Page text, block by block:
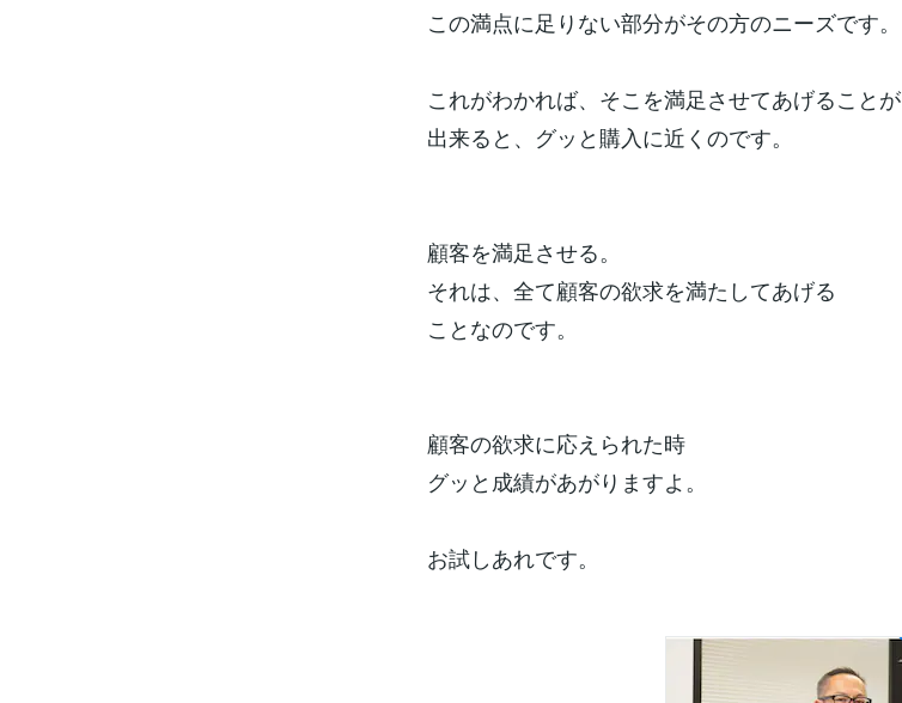
この満点に足りない部分がその方のニーズです。
これがわかれば、そこを満足させてあげることが
出来ると、グッと購入に近くのです。
顧客を満足させる。
それは、全て顧客の欲求を満たしてあげる
ことなのです。
顧客の欲求に応えられた時
グッと成績があがりますよ。
お試しあれです。